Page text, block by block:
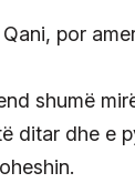
Qani, por
shumë
ditar dhe e